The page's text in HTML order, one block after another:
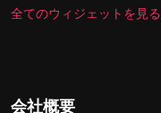
全てのウィジェットを見る
会社概要